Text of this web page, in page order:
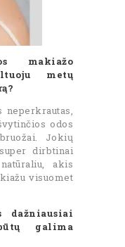
makiažo
metų
neperkrautas,
odos
Jokių
dirbtinai
akis
visuomet
dažniausiai
galima